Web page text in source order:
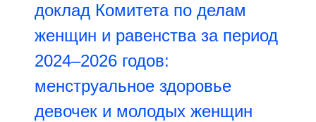
доклад Комитета по делам
женщин и равенства за период
2024–2026 годов:
менструальное здоровье
девочек и молодых женщин